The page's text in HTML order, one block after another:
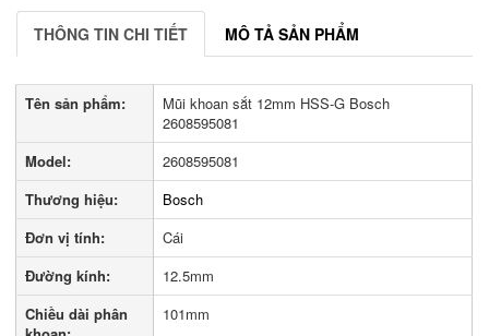
THÔNG TIN CHI TIẾT MÔ TẢ SẢN PHẨM
Tên sản phẩm:
Mũi khoan sắt 12mm HSS-G Bosch
2608595081
Model:
2608595081
Thương hiệu:
Bosch
Đơn vị tính:
Cái
Đường kính:
12.5mm
Chiều dài phân
101mm